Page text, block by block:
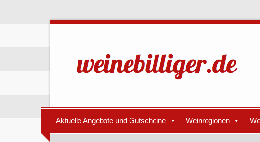
Aktuelle Angebote und Gutscheine Weinregionen